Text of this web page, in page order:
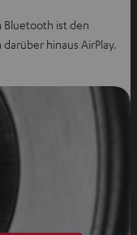
Bluetooth ist den
hinaus AirPlay.